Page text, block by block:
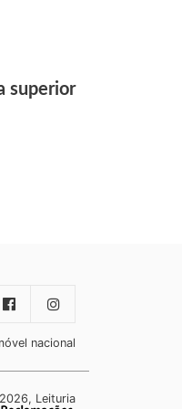
superior
nacional
Leituria